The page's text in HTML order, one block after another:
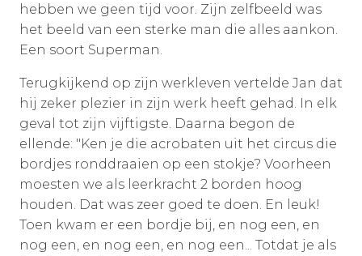
hebben we geen tijd voor. Zijn zelfbeeld was
het beeld van een sterke man die alles aankon.
Een soort Superman.
Terugkijkend op zijn werkleven vertelde Jan dat
hij zeker plezier in zijn werk heeft gehad. In elk
geval tot zijn vijftigste. Daarna begon de
ellende: "Ken je die acrobaten uit het circus die
bordjes ronddraaien op een stokje? Voorheen
moesten we als leerkracht 2 borden hoog
houden. Dat was zeer goed te doen. En leuk!
Toen kwam er een bordje bij, en nog een, en
nog een, en nog een, en nog een... Totdat je als